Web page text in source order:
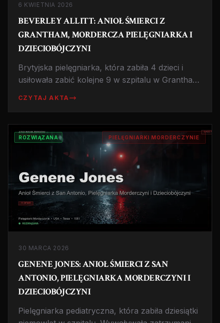
6 KWIETNIA 2026
BEVERLEY ALLITT: ANIOŁ ŚMIERCI Z
GRANTHAM, MORDERCZA PIELĘGNIARKA I
DZIECIOBÓJCZYNI
Brytyjska pielęgniarka, która zabiła 4 dzieci i
usiłowała zabić kolejne 9 w szpitalu w Grantham.
CZYTAJ AKTA
ROZWIĄZANA PIELĘGNIARKI MORDERCZYNIE
30 MARCA 2026
GENENE JONES: ANIOŁ ŚMIERCI Z SAN
ANTONIO, PIELĘGNIARKA MORDERCZYNI I
DZIECIOBÓJCZYNI
Pielęgniarka pediatryczna, która zabiła dziesiątki